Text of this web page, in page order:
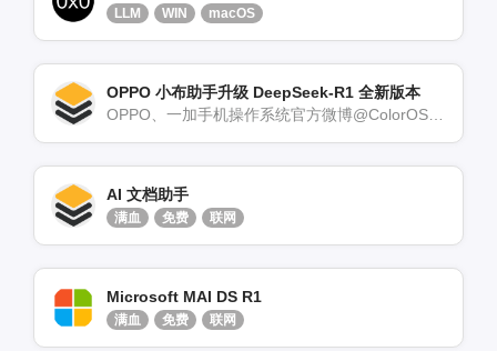
LLM WIN macOS
OPPO 小布助手升级 DeepSeek-R1 全新版本
AI 文档助手
满血 免费 联网
Microsoft MAI DS R1
满血 免费 联网